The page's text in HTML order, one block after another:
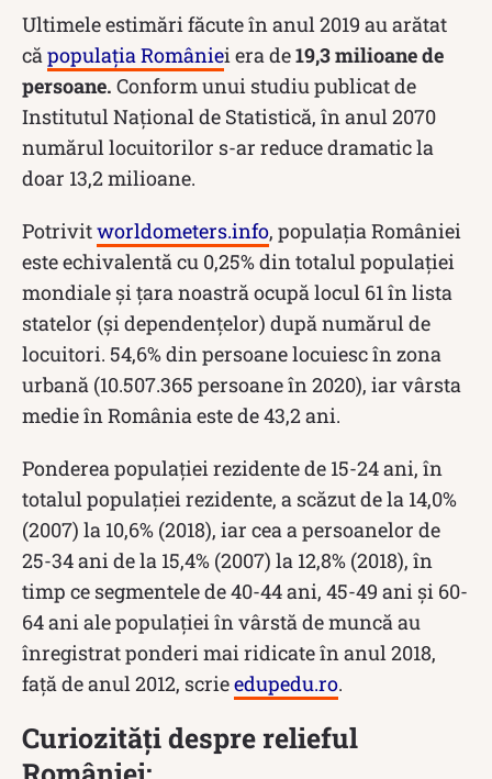
Ultimele estimări făcute în anul 2019 au arătat
căpopulația României era de19,3 milioane de
persoane. Conform unui studiu publicat de
Institutul Național de Statistică, în anul 2070
numărul locuitorilor s-ar reduce dramatic la
doar 13,2 milioane.
Potrivitworldometers.info, populația României
este echivalentă cu 0,25% din totalul populației
mondiale și țara noastră ocupă locul 61 în lista
statelor (și dependențelor) după numărul de
locuitori. 54,6% din persoane locuiesc în zona
urbană (10.507.365 persoane în 2020), iar vârsta
medie în România este de 43,2 ani.
Ponderea populaţiei rezidente de 15-24 ani, în
totalul populaţiei rezidente, a scăzut de la 14,0%
(2007) la 10,6% (2018), iar cea a persoanelor de
25-34 ani de la 15,4% (2007) la 12,8% (2018), în
timp ce segmentele de 40-44 ani, 45-49 ani şi 60-
64 ani ale populaţiei în vârstă de muncă au
înregistrat ponderi mai ridicate în anul 2018,
faţă de anul 2012, scrieedupedu.ro.
Curiozități despre relieful